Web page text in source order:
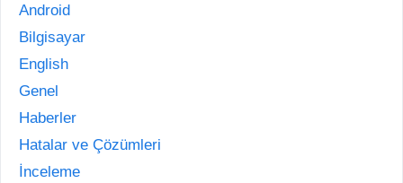
Android
Bilgisayar
English
Genel
Haberler
Hatalar ve Çözümleri
İnceleme